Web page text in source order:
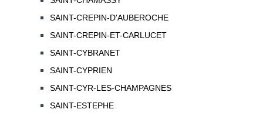
SAINT-CREPIN-D'AUBEROCHE
SAINT-CREPIN-ET-CARLUCET
SAINT-CYBRANET
SAINT-CYPRIEN
SAINT-CYR-LES-CHAMPAGNES
SAINT-ESTEPHE